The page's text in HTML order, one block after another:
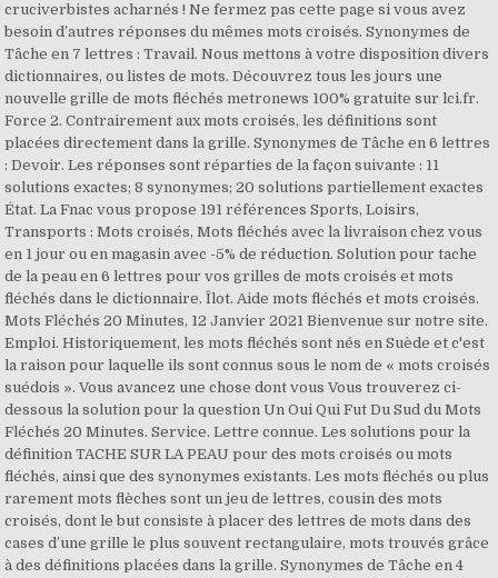
cruciverbistes acharnés ! Ne fermez pas cette page si vous avez
besoin d’autres réponses du mêmes mots croisés. Synonymes de
Tâche en 7 lettres : Travail. Nous mettons à votre disposition divers
dictionnaires, ou listes de mots. Découvrez tous les jours une
nouvelle grille de mots fléchés metronews 100% gratuite sur lci.fr.
Force 2. Contrairement aux mots croisés, les définitions sont
placées directement dans la grille. Synonymes de Tâche en 6 lettres
: Devoir. Les réponses sont réparties de la façon suivante : 11
solutions exactes; 8 synonymes; 20 solutions partiellement exactes
État. La Fnac vous propose 191 références Sports, Loisirs,
Transports : Mots croisés, Mots fléchés avec la livraison chez vous
en 1 jour ou en magasin avec -5% de réduction. Solution pour tache
de la peau en 6 lettres pour vos grilles de mots croisés et mots
fléchés dans le dictionnaire. Îlot. Aide mots fléchés et mots croisés.
Mots Fléchés 20 Minutes, 12 Janvier 2021 Bienvenue sur notre site.
Emploi. Historiquement, les mots fléchés sont nés en Suède et c'est
la raison pour laquelle ils sont connus sous le nom de « mots croisés
suédois ». Vous avancez une chose dont vous Vous trouverez ci-
dessous la solution pour la question Un Oui Qui Fut Du Sud du Mots
Fléchés 20 Minutes. Service. Lettre connue. Les solutions pour la
définition TACHE SUR LA PEAU pour des mots croisés ou mots
fléchés, ainsi que des synonymes existants. Les mots fléchés ou plus
rarement mots flèches sont un jeu de lettres, cousin des mots
croisés, dont le but consiste à placer des lettres de mots dans des
cases d’une grille le plus souvent rectangulaire, mots trouvés grâce
à des définitions placées dans la grille. Synonymes de Tâche en 4